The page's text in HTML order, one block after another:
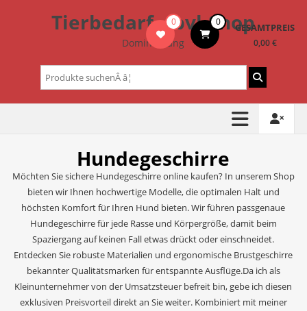
Tierbedarf – bvl-Shop
Dominik Lang
0 0 GESAMTPREIS
0,00 €
Suchen
nach:
Hundegeschirre
Möchten Sie sichere Hundegeschirre online kaufen? In unserem Shop
bieten wir Ihnen hochwertige Modelle, die optimalen Halt und
höchsten Komfort für Ihren Hund bieten. Wir führen passgenaue
Hundegeschirre für jede Rasse und Körpergröße, damit beim
Spaziergang auf keinen Fall etwas drückt oder einschneidet.
Entdecken Sie robuste Materialien und ergonomische Brustgeschirre
bekannter Qualitätsmarken für entspannte Ausflüge.Da ich als
Kleinunternehmer von der Umsatzsteuer befreit bin, gebe ich diesen
exklusiven Preisvorteil direkt an Sie weiter. Kombiniert mit meiner